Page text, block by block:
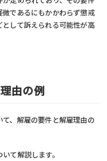
であるにもかかわらず懲戒
して訴えられる可能性が高
由の例
、解雇の要件と解雇理由の
て解説します。